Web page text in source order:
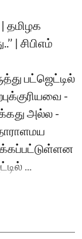
தமிழக
| சிபிஎம்
பட்ஜெட்டில்
-
அல்ல -
...